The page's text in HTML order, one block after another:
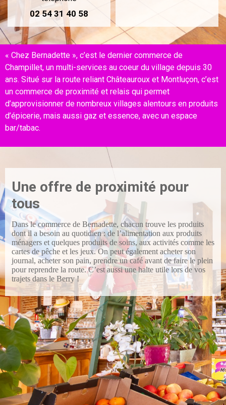
02 54 31 40 58
« Chez Bernadette », c’est le dernier commerce de
Champillet, un multi-services au coeur du village depuis 30
ans. Situé sur la route reliant Châteauroux et Montluçon, c’est
un commerce de proximité et relais qui permet
d’approvisionner de nombreux villages alentours en produits
d’épicerie, mais aussi gaz et essence, avec un espace
bar/tabac.
Une offre de proximité pour
tous
Dans le commerce de Bernadette, chacun trouve les produits
dont il a besoin au quotidien : de l’alimentation aux produits
ménagers et quelques produits de soins, aux activités comme les
cartes de pêche et les jeux. On peut également acheter son
journal, acheter son pain, prendre un café avant de faire le plein
pour reprendre la route. C’est aussi une halte utile lors de vos
trajets dans le Berry !